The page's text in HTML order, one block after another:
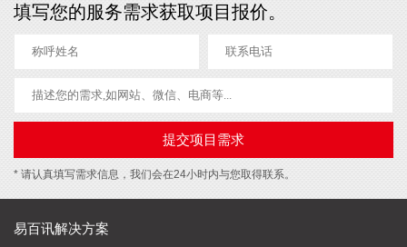
填写您的服务需求获取项目报价。
* 请认真填写需求信息，我们会在24小时内与您取得联系。
易百讯解决方案